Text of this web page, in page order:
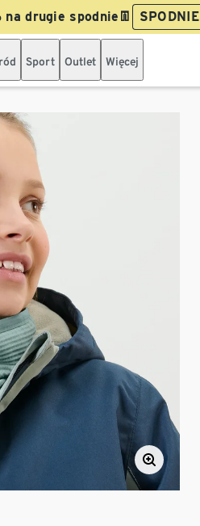
drugie spodnie👖 SPODNIE
Sport Outlet Więcej